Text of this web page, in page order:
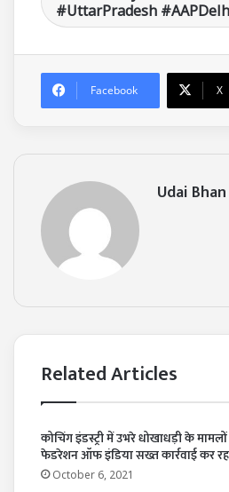
#UttarPradesh
Facebook X
Udai
Related Articles
कोचिंग इंडस्ट्री में उभरे धोखाधड़ी के
फेडरेशन ऑफ इंडिया सख्त कार्रवाई कर
October 6, 2021